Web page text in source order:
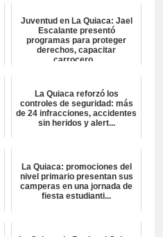
Juventud en La Quiaca: Jael
Escalante presentó
programas para proteger
derechos, capacitar
carrocero...
La Quiaca reforzó los
controles de seguridad: más
de 24 infracciones, accidentes
sin heridos y alert...
La Quiaca: promociones del
nivel primario presentan sus
camperas en una jornada de
fiesta estudianti...